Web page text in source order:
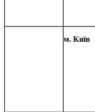
м. Київ